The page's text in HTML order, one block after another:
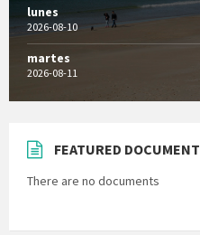
lunes
2026-08-10
martes
2026-08-11
FEATURED DOCUMENT
There are no documents